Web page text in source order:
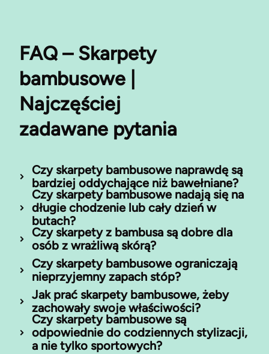
FAQ – Skarpety
bambusowe |
Najczęściej
zadawane pytania
Czy skarpety bambusowe naprawdę są
bardziej oddychające niż bawełniane?
Czy skarpety bambusowe nadają się na
długie chodzenie lub cały dzień w
butach?
Czy skarpety z bambusa są dobre dla
osób z wrażliwą skórą?
Czy skarpety bambusowe ograniczają
nieprzyjemny zapach stóp?
Jak prać skarpety bambusowe, żeby
zachowały swoje właściwości?
Czy skarpety bambusowe są
odpowiednie do codziennych stylizacji,
a nie tylko sportowych?